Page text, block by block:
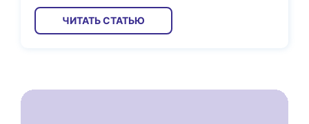
ЧИТАТЬ СТАТЬЮ